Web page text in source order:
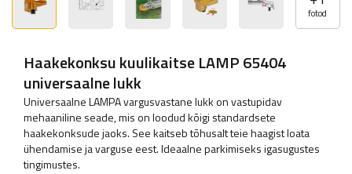
fotod
Haakekonksu kuulikaitse LAMP 65404
universaalne lukk
Universaalne LAMPA vargusvastane lukk on vastupidav
mehaaniline seade, mis on loodud kõigi standardsete
haakekonksude jaoks. See kaitseb tõhusalt teie haagist loata
ühendamise ja varguse eest. Ideaalne parkimiseks igasugustes
tingimustes.